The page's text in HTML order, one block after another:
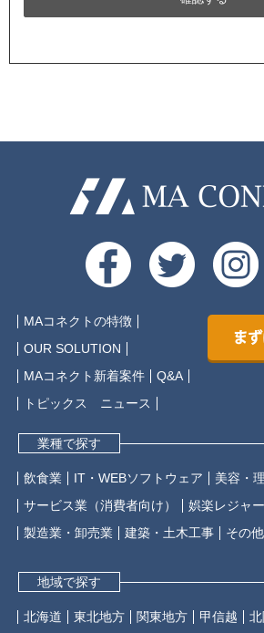
MAコネクトの特徴
OUR SOLUTION
MAコネクト新着案件
Q&A
トピックス ニュース
ま
業種で探す
飲食業 IT・WEBソフトウェア
美容・
サービス業（消費者向け）
娯楽レジャー
製造業・卸売業
建築・土木工事 その
地域で探す
北海道 東北地方 関東地方 甲信越